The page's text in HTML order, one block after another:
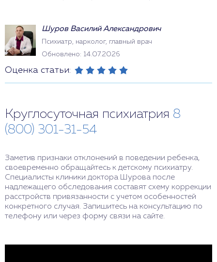
Шуров Василий Александрович
Психиатр, нарколог, главный врач
Обновлено: 14.07.2026
Оценка статьи:
Круглосуточная психиатрия 8
(800) 301-31-54
Заметив признаки отклонений в поведении ребенка,
своевременно обращайтесь к детскому психиатру.
Специалисты клиники доктора Шурова после
надлежащего обследования составят схему коррекции
расстройств привязанности с учетом особенностей
конкретного случая. Запишитесь на консультацию по
телефону или через форму связи на сайте.